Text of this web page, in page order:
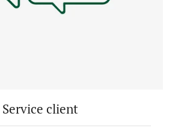
Service client